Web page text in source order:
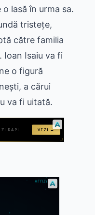
lasă în urma sa.
tristețe,
către familia
Ioan Isaiu va fi
o figură
a cărui
va fi uitată.